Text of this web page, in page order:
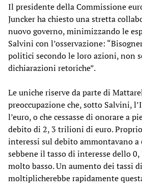
Il presidente della Commissione
Juncker ha chiesto una stretta
nuovo governo, minimizzando le
Salvini con l’osservazione:
politici secondo le loro azioni, non
dichiarazioni retoriche”.
Le uniche riserve da parte di
preoccupazione che, sotto Salvini,
l’euro, o che cessasse di onorare a
debito di 2, 3 trilioni di euro.
interessi sul debito ammontavano
sebbene il tasso di interesse dello 0,
molto basso. Un aumento dei tassi
moltiplicherebbe rapidamente